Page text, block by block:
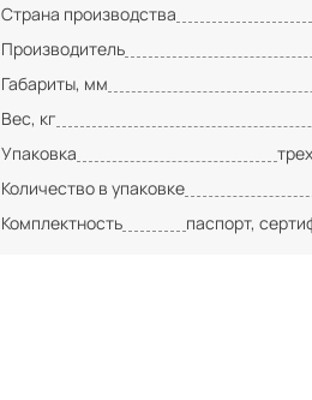
Страна производства
Производитель
Габариты, мм
Вес, кг
Упаковка
Количество в упаковке
Комплектность
паспорт,